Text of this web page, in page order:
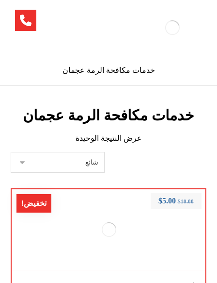
خدمات مكافحة الرمة عجمان
خدمات مكافحة الرمة عجمان
عرض النتيجة الوحيدة
تخفيض! $10.00
$5.00